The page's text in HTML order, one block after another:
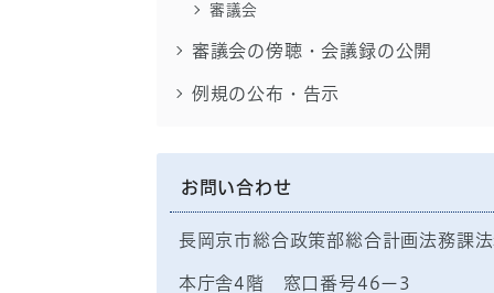
審議会
審議会の傍聴・会議録の公開
例規の公布・告示
お問い合わせ
長岡京市総合政策部総合計画法務課
本庁舎4階 窓口番号46ー3